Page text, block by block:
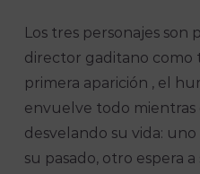
Los tres personajes son
director gaditano como
primera aparición , el
envuelve todo mientras
desvelando su vida:
su pasado, otro espera